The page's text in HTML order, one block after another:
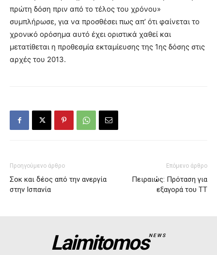
πρώτη δόση πριν από το τέλος του χρόνου»
συμπλήρωσε, για να προσθέσει πως απ’ ότι φαίνεται το
χρονικό ορόσημα αυτό έχει οριστικά χαθεί και
μετατίθεται η προθεσμία εκταμίευσης της 1ης δόσης στις
αρχές του 2013.
Προηγούμενο άρθρο
Σοκ και δέος από την ανεργία
στην Ισπανία
Επόμενο άρθρο
Πειραιώς: Πρόταση για
εξαγορά του ΤΤ
LaimitomosNEWS